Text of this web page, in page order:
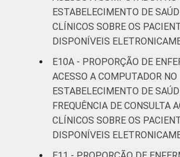
ESTABELECIMENTO DE
CLÍNICOS SOBRE OS
DISPONÍVEIS
E10A - PROPORÇÃO DE
ACESSO A COMPUTADOR NO
ESTABELECIMENTO DE
FREQUÊNCIA DE CONSULTA
CLÍNICOS SOBRE OS
DISPONÍVEIS